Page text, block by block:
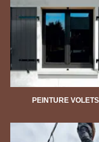
PEINTURE